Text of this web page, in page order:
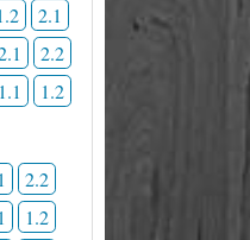
2.1
2.2
1.1
1.2
2.2
1.2